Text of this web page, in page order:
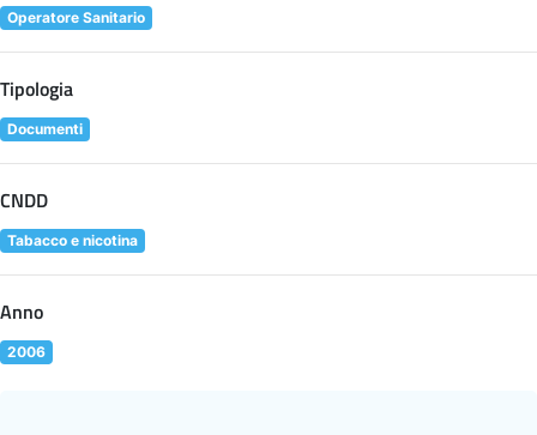
Operatore Sanitario
Tipologia
Documenti
CNDD
Tabacco e nicotina
Anno
2006